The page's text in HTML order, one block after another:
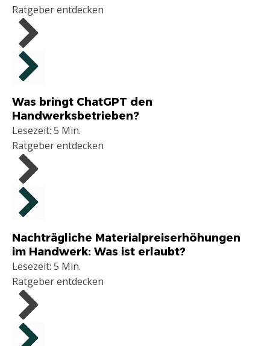
Ratgeber entdecken
Was bringt ChatGPT den
Handwerksbetrieben?
Lesezeit: 5 Min.
Ratgeber entdecken
Nachträgliche Materialpreiserhöhungen
im Handwerk: Was ist erlaubt?
Lesezeit: 5 Min.
Ratgeber entdecken